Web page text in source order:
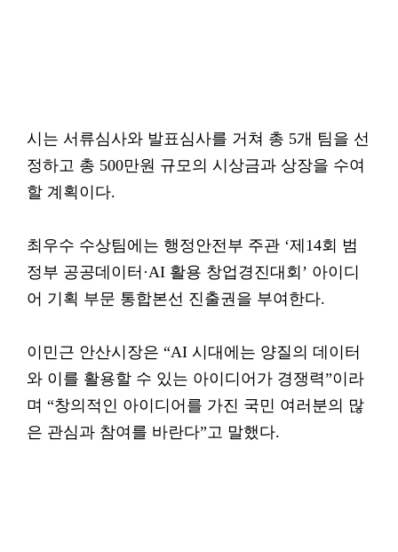
시는 서류심사와 발표심사를 거쳐 총 5개 팀을 선
정하고 총 500만원 규모의 시상금과 상장을 수여
할 계획이다.
최우수 수상팀에는 행정안전부 주관 ‘제14회 범
정부 공공데이터·AI 활용 창업경진대회’ 아이디
어 기획 부문 통합본선 진출권을 부여한다.
이민근 안산시장은 “AI 시대에는 양질의 데이터
와 이를 활용할 수 있는 아이디어가 경쟁력”이라
며 “창의적인 아이디어를 가진 국민 여러분의 많
은 관심과 참여를 바란다”고 말했다.